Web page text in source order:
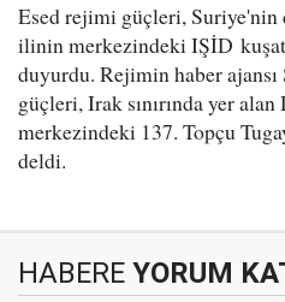
Esed rejimi güçleri,
ilinin merkezindeki IŞİD
duyurdu. Rejimin haber
güçleri, Irak sınırında yer
merkezindeki 137. Topçu
deldi.
HABERE YORUM